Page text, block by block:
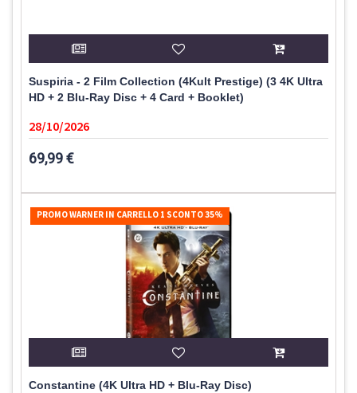
Suspiria - 2 Film Collection (4Kult Prestige) (3 4K Ultra
HD + 2 Blu-Ray Disc + 4 Card + Booklet)
28/10/2026
69,99 €
PROMO WARNER IN CARRELLO 1 SCONTO 35%
Constantine (4K Ultra HD + Blu-Ray Disc)